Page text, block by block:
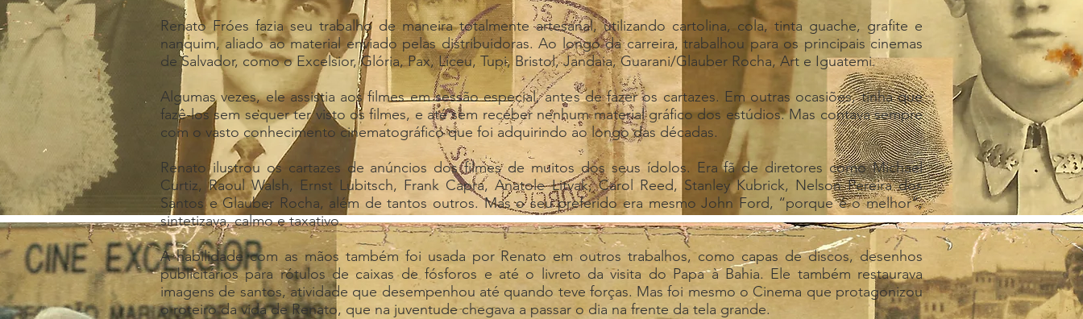
Renato Fróes fazia seu trabalho de maneira totalmente artesanal, utilizando cartolina, cola, tinta guache, grafite e
nanquim, aliado ao material enviado pelas distribuidoras. Ao longo da carreira, trabalhou para os principais cinemas
de Salvador, como o Excelsior, Glória, Pax, Liceu, Tupi, Bristol, Jandaia, Guarani/Glauber Rocha, Art e Iguatemi.
Algumas vezes, ele assistia aos filmes em sessão especial, antes de fazer os cartazes. Em outras ocasiões, tinha que
fazê-los sem sequer ter visto os filmes, e até sem receber nenhum material gráfico dos estúdios. Mas contava sempre
com o vasto conhecimento cinematográfico que foi adquirindo ao longo das décadas.
Renato ilustrou os cartazes de anúncios dos filmes de muitos dos seus ídolos. Era fã de diretores como Michael
Curtiz, Raoul Walsh, Ernst Lubitsch, Frank Capra, Anatole Litvak, Carol Reed, Stanley Kubrick, Nelson Pereira dos
Santos e Glauber Rocha, além de tantos outros. Mas o seu preferido era mesmo John Ford, “porque é o melhor”,
sintetizava, calmo e taxativo.
A habilidade com as mãos também foi usada por Renato em outros trabalhos, como capas de discos, desenhos
publicitários para rótulos de caixas de fósforos e até o livreto da visita do Papa à Bahia. Ele também restaurava
imagens de santos, atividade que desempenhou até quando teve forças. Mas foi mesmo o Cinema que protagonizou
o roteiro da vida de Renato, que na juventude chegava a passar o dia na frente da tela grande.